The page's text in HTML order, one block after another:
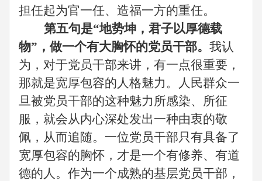
担任起为官一任、造福一方的重任。
第五句是“地势坤，君子以厚德载
物”，做一个有大胸怀的党员干部。 我认
为，对于党员干部来讲，有一点很重要，
那就是宽厚包容的人格魅力。人民群众一
旦被党员干部的这种魅力所感染、所征
服，就会从内心深处发出一种由衷的敬
佩，从而追随。一位党员干部只有具备了
宽厚包容的胸怀，才是一个有修养、有道
德的人。作为一个成熟的基层党员干部，